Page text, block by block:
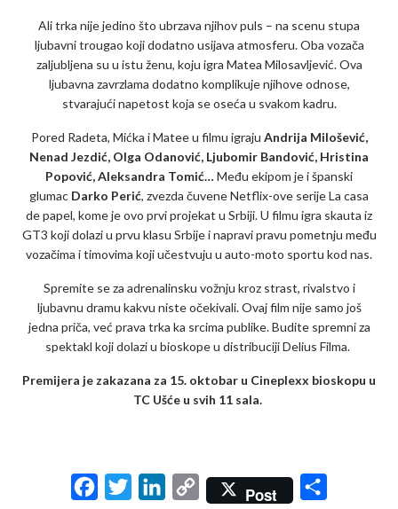
Ali trka nije jedino što ubrzava njihov puls – na scenu stupa
ljubavni trougao koji dodatno usijava atmosferu. Oba vozača
zaljubljena su u istu ženu, koju igra Matea Milosavljević. Ova
ljubavna zavrzlama dodatno komplikuje njihove odnose,
stvarajući napetost koja se oseća u svakom kadru.
Pored Radeta, Mićka i Matee u filmu igraju Andrija Milošević,
Nenad Jezdić, Olga Odanović, Ljubomir Bandović, Hristina
Popović, Aleksandra Tomić… Među ekipom je i španski
glumac Darko Perić, zvezda čuvene Netflix-ove serije La casa
de papel, kome je ovo prvi projekat u Srbiji. U filmu igra skauta iz
GT3 koji dolazi u prvu klasu Srbije i napravi pravu pometnju među
vozačima i timovima koji učestvuju u auto-moto sportu kod nas.
Spremite se za adrenalinsku vožnju kroz strast, rivalstvo i
ljubavnu dramu kakvu niste očekivali. Ovaj film nije samo još
jedna priča, već prava trka ka srcima publike. Budite spremni za
spektakl koji dolazi u bioskope u distribuciji Delius Filma.
Premijera je zakazana za 15. oktobar u Cineplexx bioskopu u
TC Ušće u svih 11 sala.
C
Post